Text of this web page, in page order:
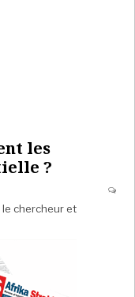
les
?
le chercheur et